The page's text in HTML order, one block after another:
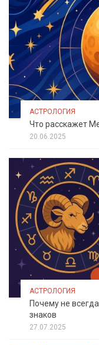
АСТРОЛОГИЯ
Что расскажет
20.06.2025
АСТРОЛОГИЯ
Почему не
знаков
27.07.2025